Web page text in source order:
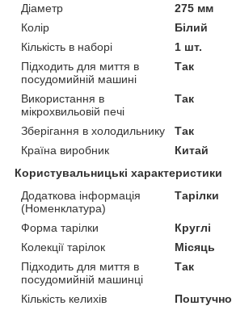
Діаметр
275 мм
Колір
Білий
Кількість в наборі
1 шт.
Підходить для миття в
посудомийній машині
Так
Використання в
мікрохвильовій печі
Так
Зберігання в холодильнику
Так
Країна виробник
Китай
Користувальницькі характеристики
Додаткова інформація
(Номенклатура)
Тарілки
Форма тарілки
Круглі
Колекції тарілок
Місяць
Підходить для миття в
посудомийній машинці
Так
Кількість келихів
Поштучно